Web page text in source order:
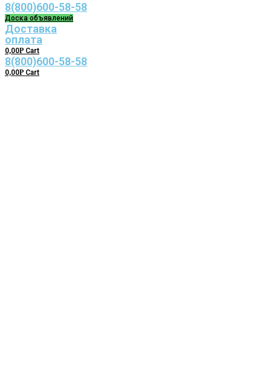
8(800)600-58-58
Доска объявлений
Доставка
оплата
0,00Р Cart
8(800)600-58-58
0,00Р Cart